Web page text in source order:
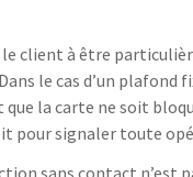
client à être
le cas d’un
la carte ne soit
pour signaler toute
sans contact n’est